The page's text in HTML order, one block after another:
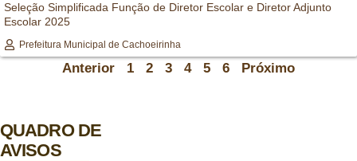
Seleção Simplificada Função de Diretor Escolar e Diretor Adjunto
Escolar 2025
Prefeitura Municipal de Cachoeirinha
Anterior 1 2 3 4 5 6 Próximo
QUADRO DE
AVISOS